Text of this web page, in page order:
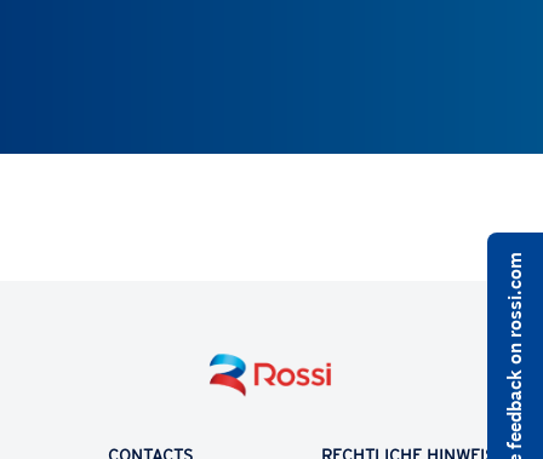
CONTACTS RECHTLICHE HINWEISE Share feedback on rossi.com